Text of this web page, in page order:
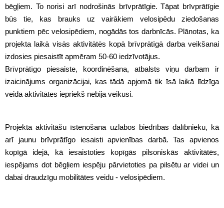
bēgļiem. To norisi arī nodrošinās brīvprātīgie. Tāpat brīvprātīgie
būs tie, kas brauks uz vairākiem velosipēdu ziedošanas
punktiem pēc velosipēdiem, nogādās tos darbnīcās. Plānotas, ka
projekta laikā visās aktivitātēs kopā brīvprātīgā darba veikšanai
izdosies piesaistīt apmēram 50-60 iedzīvotājus.
Brīvprātīgo piesaiste, koordinēšana, atbalsts viņu darbam ir
izaicinājums organizācijai, kas tādā apjomā tik īsā laikā līdzīga
veida aktivitātes iepriekš nebija veikusi.
Projekta aktivitāšu īstenošana uzlabos biedrības dalībnieku, kā
arī jaunu brīvprātīgo iesaisti apvienības darbā. Tas apvienos
kopīgā idejā, kā iesaistoties kopīgās pilsoniskās aktivitātēs,
iespējams dot bēgļiem iespēju pārvietoties pa pilsētu ar videi un
dabai draudzīgu mobilitātes veidu - velosipēdiem.